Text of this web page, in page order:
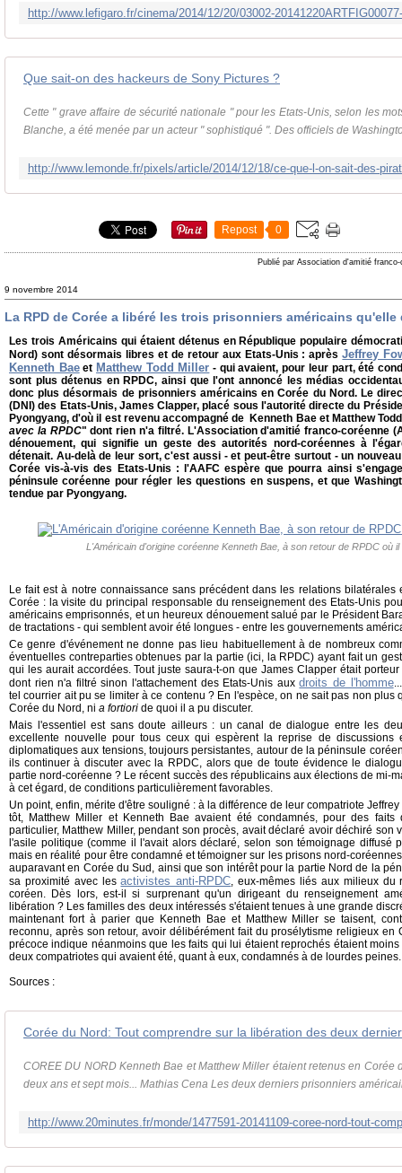
Que sait-on des hackeurs de Sony Pictures ?
Cette " grave affaire de sécurité nationale " pour les Etats-Unis, selon les
Blanche, a été menée par un acteur " sophistiqué ". Des officiels de
Repost 0
Publié par Association d'amitié franco-
9 novembre 2014
La RPD de Corée a libéré les trois prisonniers américains qu'elle
Les trois Américains qui étaient détenus en République populaire
Nord) sont désormais libres et de retour aux Etats-Unis : aprèsJeffrey
Kenneth Baeet Matthew Todd Miller - qui avaient, pour leur part, été
sont plus détenus en RPDC, ainsi que l'ont annoncé les médias
donc plus désormais de prisonniers américains en Corée du Nord. Le
(DNI) des Etats-Unis, James Clapper, placé sous l'autorité directe du
Pyongyang, d'où il est revenu accompagné de Kenneth Bae et Matthew
avec la RPDC" dont rien n'a filtré. L'Association d'amitié franco-coréenne
dénouement, qui signifie un geste des autorités nord-coréennes à
détenait. Au-delà de leur sort, c'est aussi - et peut-être surtout - un
Corée vis-à-vis des Etats-Unis : l'AAFC espère que pourra ainsi
péninsule coréenne pour régler les questions en suspens, et que
tendue par Pyongyang.
L'Américain d'origine coréenne Kenneth Bae, à son retour de RPDC où
Le fait est à notre connaissance sans précédent dans les relations
Corée : la visite du principal responsable du renseignement des Etats-Unis
américains emprisonnés, et un heureux dénouement salué par le Président
de tractations - qui semblent avoir été longues - entre les gouvernements
Ce genre d'événement ne donne pas lieu habituellement à de nombreux
éventuelles contreparties obtenues par la partie (ici, la RPDC) ayant fait un
qui les aurait accordées. Tout juste saura-t-on que James Clapper était
dont rien n'a filtré sinon l'attachement des Etats-Unis auxdroits de l'homme
tel courrier ait pu se limiter à ce contenu ? En l'espèce, on ne sait pas non plus
Corée du Nord, ni a fortiori de quoi il a pu discuter.
Mais l'essentiel est sans doute ailleurs : un canal de dialogue entre les
excellente nouvelle pour tous ceux qui espèrent la reprise de discussions
diplomatiques aux tensions, toujours persistantes, autour de la péninsule
ils continuer à discuter avec la RPDC, alors que de toute évidence le
partie nord-coréenne ? Le récent succès des républicains aux élections de mi-
à cet égard, de conditions particulièrement favorables.
Un point, enfin, mérite d'être souligné : à la différence de leur compatriote
tôt, Matthew Miller et Kenneth Bae avaient été condamnés, pour des faits
particulier, Matthew Miller, pendant son procès, avait déclaré avoir déchiré son
l'asile politique (comme il l'avait alors déclaré, selon son témoignage diffusé
mais en réalité pour être condamné et témoigner sur les prisons nord-
auparavant en Corée du Sud, ainsi que son intérêt pour la partie Nord de la
sa proximité avec lesactivistes anti-RPDC, eux-mêmes liés aux milieux du
coréen. Dès lors, est-il si surprenant qu'un dirigeant du renseignement
libération ? Les familles des deux intéressés s'étaient tenues à une grande
maintenant fort à parier que Kenneth Bae et Matthew Miller se taisent,
reconnu, après son retour, avoir délibérément fait du prosélytisme religieux
précoce indique néanmoins que les faits qui lui étaient reprochés étaient
deux compatriotes qui avaient été, quant à eux, condamnés à de lourdes peines.
Sources :
Corée du Nord: Tout comprendre sur la libération des deux
COREE DU NORD Kenneth Bae et Matthew Miller étaient retenus en Corée
deux ans et sept mois... Mathias Cena Les deux derniers prisonniers